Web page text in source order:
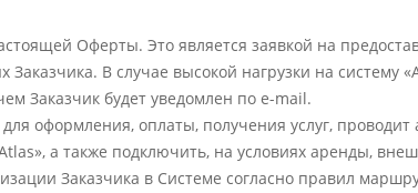
Оферты. Это является заявкой на
В случае высокой нагрузки на систему
Заказчик будет уведомлен по e-mail.
оформления, оплаты, получения услуг,
а также подключить, на условиях аренды,
Заказчика в Системе согласно правил